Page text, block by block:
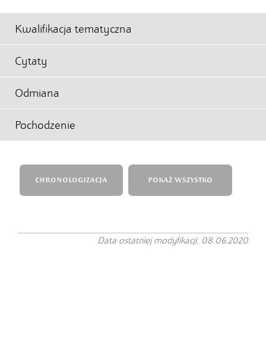
Kwalifikacja tematyczna
Cytaty
Odmiana
Pochodzenie
CHRONOLOGIZACJA POKAŻ WSZYSTKO
Data ostatniej modyfikacji: 08.06.2020